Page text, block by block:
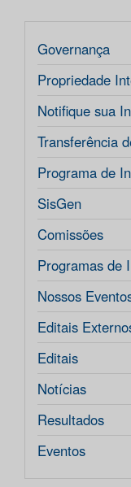
Governança
Propriedade
Notifique sua
Transferência
Programa de
SisGen
Comissões
Programas de
Nossos
Editais
Editais
Notícias
Resultados
Eventos